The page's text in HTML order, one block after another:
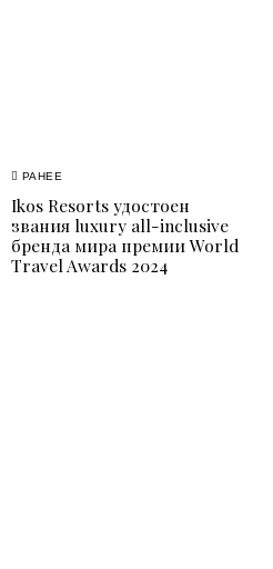
Навигация
по
записям
РАНЕЕ
Previous
post:
Ikos Resorts удостоен
звания luxury all-inclusive
бренда мира премии World
Travel Awards 2024